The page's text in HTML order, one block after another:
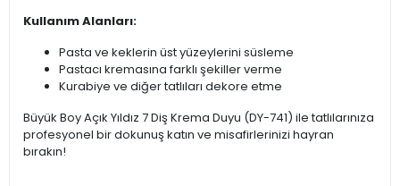
Kullanım Alanları:
Pasta ve keklerin üst yüzeylerini süsleme
Pastacı kremasına farklı şekiller verme
Kurabiye ve diğer tatlıları dekore etme
Büyük Boy Açık Yıldız 7 Diş Krema Duyu (DY-741) ile tatlılarınıza
profesyonel bir dokunuş katın ve misafirlerinizi hayran
bırakın!